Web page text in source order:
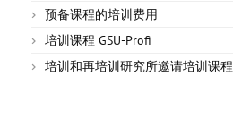
预备课程的培训费用
培训课程 GSU-Profi
培训和再培训研究所邀请培训课程